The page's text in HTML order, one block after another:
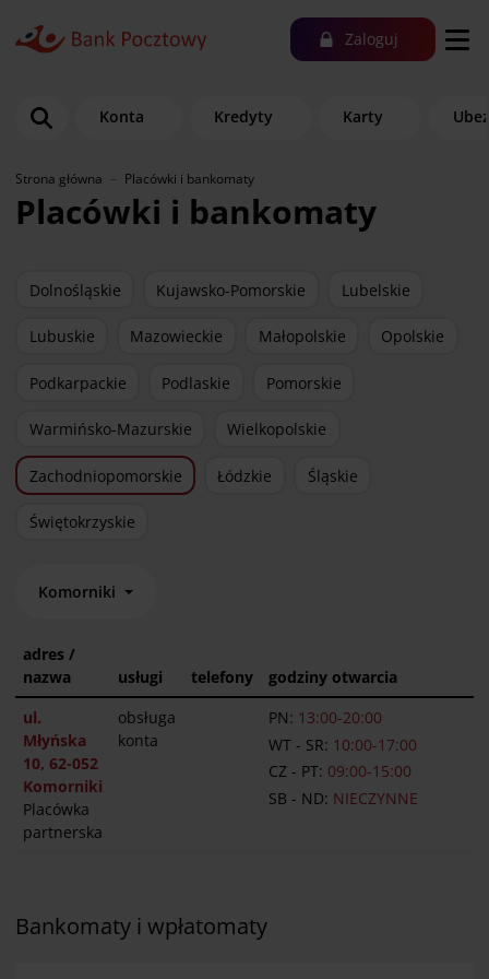
Zaloguj
Konta Kredyty Karty
Strona główna Placówki i bankomaty
Placówki i bankomaty
Dolnośląskie Kujawsko-Pomorskie Lubelskie
Lubuskie Mazowieckie Małopolskie Opolskie
Podkarpackie Podlaskie Pomorskie
Warmińsko-Mazurskie Wielkopolskie
Zachodniopomorskie Łódzkie Śląskie
Świętokrzyskie
Komorniki
adres /
nazwa
usługi telefony
godziny otwarcia
ul.
Młyńska
10, 62-052
Komorniki
Placówka
partnerska
obsługa
konta
PN: 13:00-20:00
WT - SR: 10:00-17:00
CZ - PT: 09:00-15:00
SB - ND: NIECZYNNE
Bankomaty i wpłatomaty